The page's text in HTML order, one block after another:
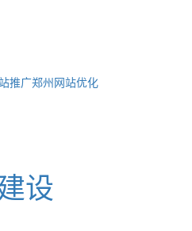
推广郑州网站优化
设